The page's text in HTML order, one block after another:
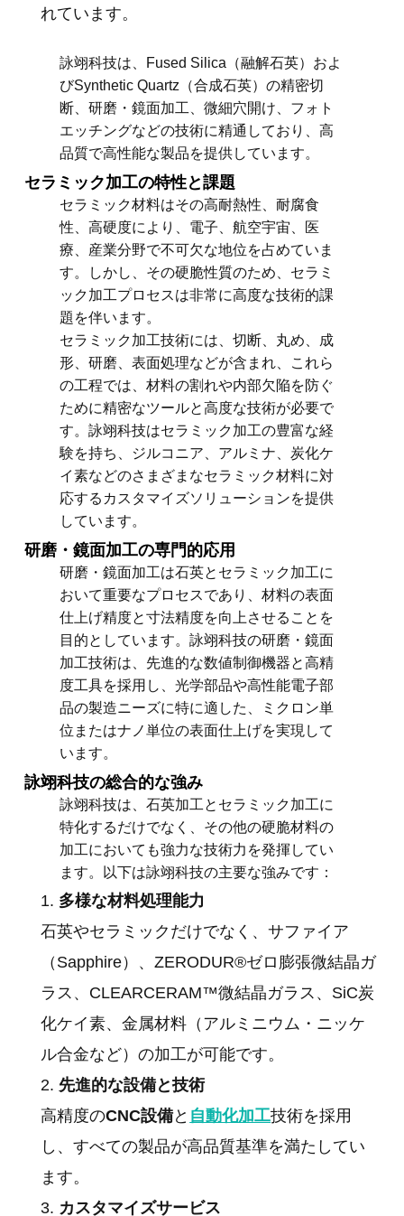
れています。
詠翊科技は、Fused Silica（融解石英）およ
びSynthetic Quartz（合成石英）の精密切
断、研磨・鏡面加工、微細穴開け、フォト
エッチングなどの技術に精通しており、高
品質で高性能な製品を提供しています。
セラミック加工の特性と課題
セラミック材料はその高耐熱性、耐腐食
性、高硬度により、電子、航空宇宙、医
療、産業分野で不可欠な地位を占めていま
す。しかし、その硬脆性質のため、セラミ
ック加工プロセスは非常に高度な技術的課
題を伴います。
セラミック加工技術には、切断、丸め、成
形、研磨、表面処理などが含まれ、これら
の工程では、材料の割れや内部欠陥を防ぐ
ために精密なツールと高度な技術が必要で
す。詠翊科技はセラミック加工の豊富な経
験を持ち、ジルコニア、アルミナ、炭化ケ
イ素などのさまざまなセラミック材料に対
応するカスタマイズソリューションを提供
しています。
研磨・鏡面加工の専門的応用
研磨・鏡面加工は石英とセラミック加工に
おいて重要なプロセスであり、材料の表面
仕上げ精度と寸法精度を向上させることを
目的としています。詠翊科技の研磨・鏡面
加工技術は、先進的な数値制御機器と高精
度工具を採用し、光学部品や高性能電子部
品の製造ニーズに特に適した、ミクロン単
位またはナノ単位の表面仕上げを実現して
います。
詠翊科技の総合的な強み
詠翊科技は、石英加工とセラミック加工に
特化するだけでなく、その他の硬脆材料の
加工においても強力な技術力を発揮してい
ます。以下は詠翊科技の主要な強みです：
多様な材料処理能力
石英やセラミックだけでなく、サファイア
（Sapphire）、ZERODUR®ゼロ膨張微結晶ガ
ラス、CLEARCERAM™微結晶ガラス、SiC炭
化ケイ素、金属材料（アルミニウム・ニッケ
ル合金など）の加工が可能です。
先進的な設備と技術
高精度のCNC設備と 自動化加工技術を採用
し、すべての製品が高品質基準を満たしてい
ます。
カスタマイズサービス